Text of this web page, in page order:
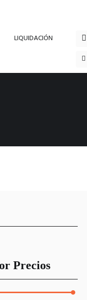
LIQUIDACIÓN
Precios